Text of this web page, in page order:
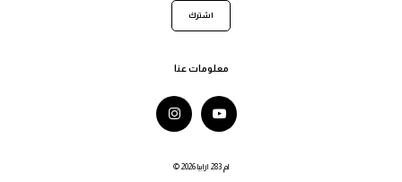
اشترك
معلومات عنا
© 2026 ام 283 ارابيا